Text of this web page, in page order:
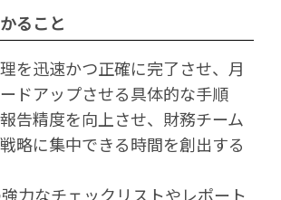
ること
を迅速かつ正確に完了させ、月
ドアップさせる具体的な手順
告精度を向上させ、財務チーム
略に集中できる時間を創出する
力なチェックリストやレポート